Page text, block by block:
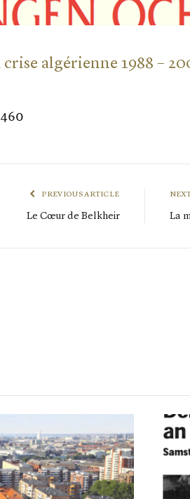
algérienne 1988 –
PREVIOUS ARTICLE
Le Cœur de Belkheir La